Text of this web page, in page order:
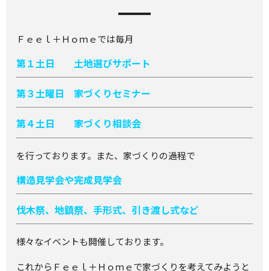
Ｆｅｅｌ＋Ｈｏｍｅでは毎月
第１土日 土地選びサポート
第３土曜日 家づくりセミナー
第４土日 家づくり相談会
を行っております。また、家づくりの過程で
構造見学会や完成見学会
伐木祭、地鎮祭、手形式、引き渡し式など
様々なイベントも開催しております。
これからＦｅｅｌ＋Ｈｏｍｅで家づくりを考えてみようと